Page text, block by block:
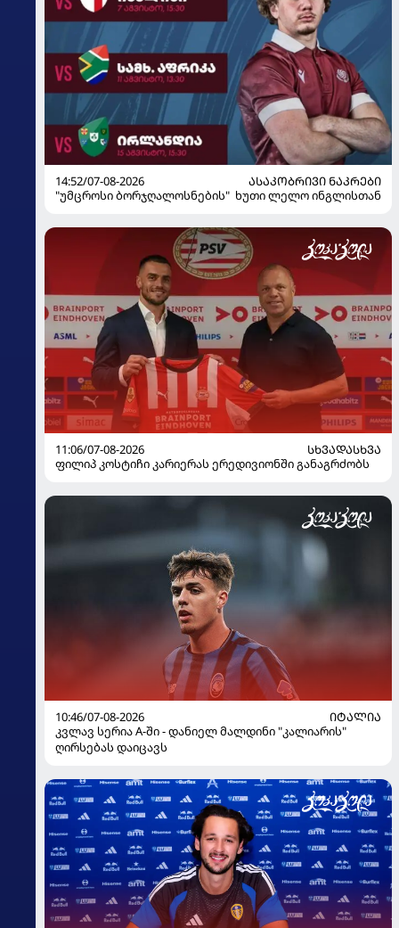
14:52/07-08-2026
ᲐᲡᲐᲙᲝᲑᲠᲘᲕᲘ ᲜᲐᲙᲠᲔᲑᲘ
"უმცროსი ბორჯღალოსნების" ხუთი ლელო ინგლისთან
11:06/07-08-2026
ᲡᲮᲕᲐᲓᲐᲡᲮᲕᲐ
ფილიპ კოსტიჩი კარიერას ერედივიონში განაგრძობს
10:46/07-08-2026
ᲘᲢᲐᲚᲘᲐ
კვლავ სერია A-ში - დანიელ მალდინი "კალიარის"
ღირსებას დაიცავს